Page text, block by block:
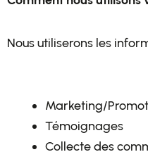
Nous utiliserons les
Marketing/
Témoignages
Collecte des